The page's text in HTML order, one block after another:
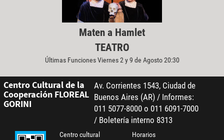
Maten a Hamlet
TEATRO
Últimas Funciones Viernes 2 y 9 de Agosto 20:30
Centro Cultural de la
Cooperación FLOREAL
GORINI
Av. Corrientes 1543, Ciudad de
Buenos Aires (AR) / Informes:
011 5077-8000 o 011 6091-7000
/ Boletería interno 8313
Centro cultural
Horarios